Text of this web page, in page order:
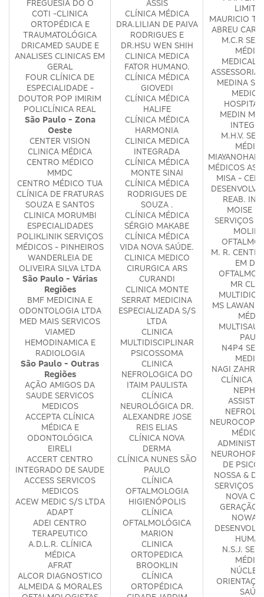
FREGUESIA DO Ó
COTI -CLINICA
ORTOPÉDICA E
TRAUMATOLÓGICA
DRICAMED SAUDE E
ANALISES CLINICAS EM
GERAL
FOUR CLÍNICA DE
ESPECIALIDADE -
DOUTOR POP IMIRIM
POLICLÍNICA REAL
São Paulo - Zona
Oeste
CENTER VISION
CLINICA MÉDICA
CENTRO MÉDICO
MMDC
CENTRO MÉDICO TUA
CLÍNICA DE FRATURAS
SOUZA E SANTOS
CLINICA MORUMBI
ESPECIALIDADES
POLIKLINIK SERVIÇOS
MÉDICOS - PINHEIROS
WANDERLEIA DE
OLIVEIRA SILVA LTDA
São Paulo - Várias
Regiões
BMF MEDICINA E
ODONTOLOGIA LTDA
MED MAIS SERVICOS
VIAMED
HEMODINAMICA E
RADIOLOGIA
São Paulo - Outras
Regiões
AÇÃO AMIGOS DA
SAUDE SERVICOS
MEDICOS
ACCEPTA CLÍNICA
MÉDICA E
ODONTOLÓGICA
EIRELI
ACCERT CENTRO
INTEGRADO DE SAUDE
ACCESS SERVICOS
MEDICOS
ACEW MEDIC S/S LTDA
ADAPT
ADEI CENTRO
TERAPEUTICO
A.D.L.R. CLÍNICA
MÉDICA
AFRAT
ALCOR DIAGNOSTICO
ALMEIDA & MORALES
ASSIS
CLÍNICA MÉDICA
DRA.LILIAN DE PAIVA
RODRIGUES E
DR.HSU WEN SHIH
CLINICA MEDICA
FATOR HUMANO.
CLÍNICA MÉDICA
GIOVEDI
CLÍNICA MÉDICA
HALIFE
CLÍNICA MÉDICA
HARMONIA
CLINICA MEDICA
INTEGRADA
CLÍNICA MÉDICA
MONTE SINAI
CLÍNICA MÉDICA
RODRIGUES DE
SOUZA .
CLÍNICA MÉDICA
SÉRGIO MAKABE
CLÍNICA MÉDICA
VIDA NOVA SAÚDE.
CLINICA MEDICO
CIRURGICA ARS
CURANDI
CLINICA MONTE
SERRAT MEDICINA
ESPECIALIZADA S/S
LTDA
CLINICA
MULTIDISCIPLINAR
PSICOSSOMA
CLINICA
NEFROLOGICA DO
ITAIM PAULISTA
CLÍNICA
NEUROLÓGICA DR.
ALEXANDRE JOSE
REIS ELIAS
CLÍNICA NOVA
DERMA
CLÍNICA NUNES SÃO
PAULO
CLÍNICA
OFTALMOLOGIA
HIGIENÓPOLIS
CLÍNICA
OFTALMOLÓGICA
MARION
CLINICA
ORTOPEDICA
BROOKLIN
CLÍNICA
ORTOPÉDICA
MAURICIO
ABREU
M.C.R
MEDICAL
ASSESSORIA
MEDINA
MEDIN
M.H.V.
MÉDICOS
MISA -
REAB.
MOISE
SERVIÇOS
M. R.
EM
MR
MS LAWAND
N4P4
NAGI ZAHR
CLÍNICA
NEUROCOP
DE
NOSSA &
SERVIÇOS
NOVA
GERAÇÃO
NOWA
N.S.J.